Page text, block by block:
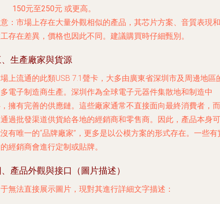
150元至250元 或更高。
：市場上存在大量外觀相似的產品，其芯片方案、音質表現和
存在差異，價格也因此不同。建議購買時仔細甄別。
生產廠家與貨源
上流通的此類USB 7.1聲卡，大多由廣東省深圳市及周邊地區
電子制造商生產。深圳作為全球電子元器件集散地和制造中
擁有完善的供應鏈。這些廠家通常不直接面向最終消費者，而
過批發渠道供貨給各地的經銷商和零售商。因此，產品本身可
有唯一的“品牌廠家”，更多是以公模方案的形式存在。一些有
經銷商會進行定制或貼牌。
產品外觀與接口（圖片描述）
無法直接展示圖片，現對其進行詳細文字描述：